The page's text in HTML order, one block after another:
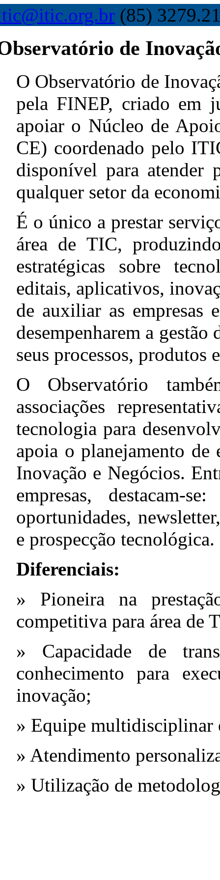
(85)
de
O Observatório de
pela FINEP, criado em
apoiar o Núcleo de
CE) coordenado pelo
disponível para atender
qualquer setor da
É o único a prestar
área de TIC,
estratégicas sobre
editais, aplicativos,
de auxiliar as empresas
desempenharem a
seus processos, produtos
O Observatório
associações
tecnologia para
apoia o planejamento de
Inovação e Negócios.
empresas, destacam-
oportunidades,
e prospecção tecnológica.
Diferenciais:
» Pioneira na
competitiva para área de
» Capacidade de
conhecimento para
inovação;
» Equipe multidisciplinar
» Atendimento
» Utilização de